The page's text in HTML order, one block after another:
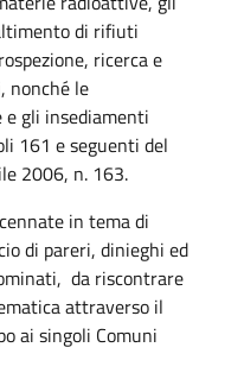
di rifiuti
ricerca e
nonché le
gli insediamenti
161 e seguenti del
2006, n. 163.
in tema di
di pareri, dinieghi ed
da riscontrare
attraverso il
ai singoli Comuni